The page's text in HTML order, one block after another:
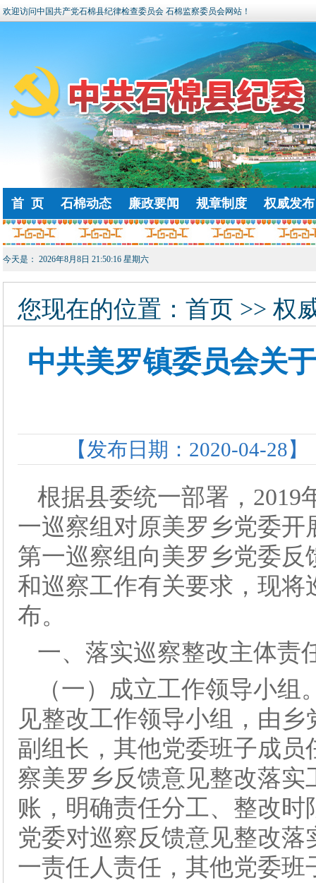
欢迎访问中国共产党石棉县纪律检查委员会 石棉监察委员会网站！
首 页 石棉动态 廉政要闻 规章制度 权威发布
今天是： 2026年8月8日 21:50:17 星期六
您现在的位置： 首页 >> 权
中共美罗镇委员会关
【发布日期：2020-04-28】
根据县委统一部署，2019
一巡察组对原美罗乡党委开
第一巡察组向美罗乡党委
和巡察工作有关要求，现
布。
一、落实巡察整改主体责
（一）成立工作领导小
见整改工作领导小组，由
副组长，其他党委班子成
察美罗乡反馈意见整改落
账，明确责任分工、整改
党委对巡察反馈意见整改
一责任人责任，其他党委班